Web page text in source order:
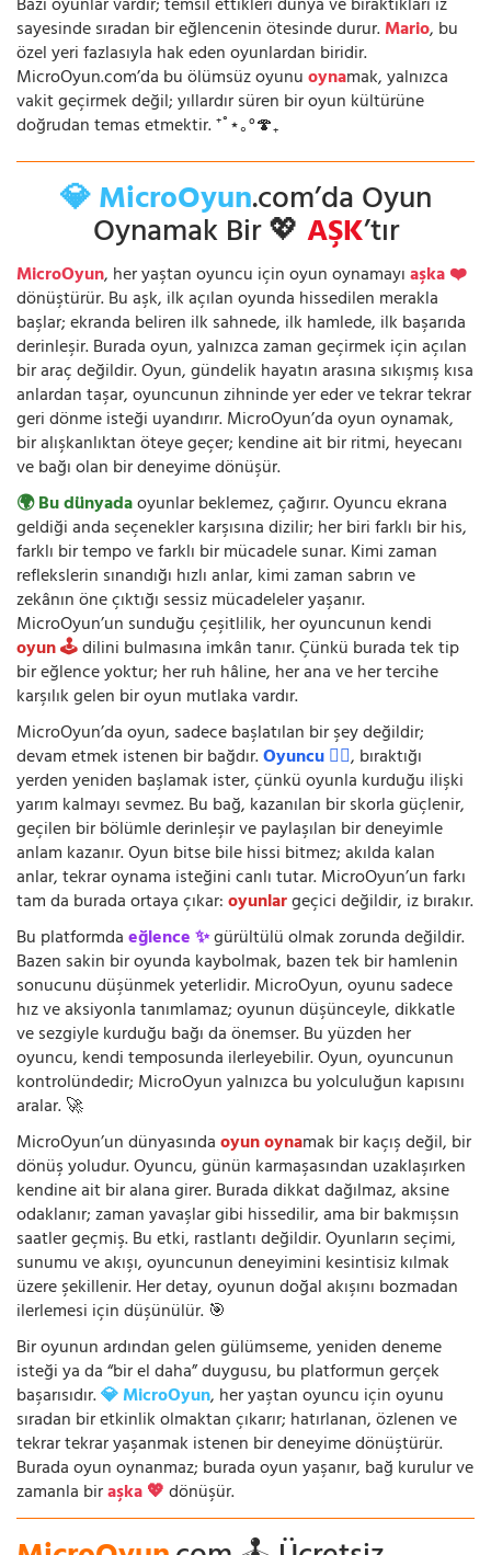
sayesinde sıradan bir eğlencenin ötesinde durur.Mario, bu
özel yeri fazlasıyla hak eden oyunlardan biridir.
MicroOyun.com’da bu ölümsüz oyunuoynamak, yalnızca
vakit geçirmek değil; yıllardır süren bir oyun kültürüne
doğrudan temas etmektir. ⁺˚⋆｡°🍄₊
💎 MicroOyun.com’da Oyun
Oynamak Bir 💖AŞK’tır
MicroOyun, her yaştan oyuncu için oyun oynamayıaşka ❤️
dönüştürür. Bu aşk, ilk açılan oyunda hissedilen merakla
başlar; ekranda beliren ilk sahnede, ilk hamlede, ilk başarıda
derinleşir. Burada oyun, yalnızca zaman geçirmek için açılan
bir araç değildir. Oyun, gündelik hayatın arasına sıkışmış kısa
anlardan taşar, oyuncunun zihninde yer eder ve tekrar tekrar
geri dönme isteği uyandırır. MicroOyun’da oyun oynamak,
bir alışkanlıktan öteye geçer; kendine ait bir ritmi, heyecanı
ve bağı olan bir deneyime dönüşür.
🌍 Bu dünyadaoyunlar beklemez, çağırır. Oyuncu ekrana
geldiği anda seçenekler karşısına dizilir; her biri farklı bir his,
farklı bir tempo ve farklı bir mücadele sunar. Kimi zaman
reflekslerin sınandığı hızlı anlar, kimi zaman sabrın ve
zekânın öne çıktığı sessiz mücadeleler yaşanır.
MicroOyun’un sunduğu çeşitlilik, her oyuncunun kendi
oyun 🕹️dilini bulmasına imkân tanır. Çünkü burada tek tip
bir eğlence yoktur; her ruh hâline, her ana ve her tercihe
karşılık gelen bir oyun mutlaka vardır.
MicroOyun’da oyun, sadece başlatılan bir şey değildir;
devam etmek istenen bir bağdır.Oyuncu 🧍‍♂️, bıraktığı
yerden yeniden başlamak ister, çünkü oyunla kurduğu ilişki
yarım kalmayı sevmez. Bu bağ, kazanılan bir skorla güçlenir,
geçilen bir bölümle derinleşir ve paylaşılan bir deneyimle
anlam kazanır. Oyun bitse bile hissi bitmez; akılda kalan
anlar, tekrar oynama isteğini canlı tutar. MicroOyun’un farkı
tam da burada ortaya çıkar:oyunlargeçici değildir, iz bırakır.
Bu platformdaeğlence ✨gürültülü olmak zorunda değildir.
Bazen sakin bir oyunda kaybolmak, bazen tek bir hamlenin
sonucunu düşünmek yeterlidir. MicroOyun, oyunu sadece
hız ve aksiyonla tanımlamaz; oyunun düşünceyle, dikkatle
ve sezgiyle kurduğu bağı da önemser. Bu yüzden her
oyuncu, kendi temposunda ilerleyebilir. Oyun, oyuncunun
kontrolündedir; MicroOyun yalnızca bu yolculuğun kapısını
aralar. 🚀
MicroOyun’un dünyasındaoyun oynamak bir kaçış değil, bir
dönüş yoludur. Oyuncu, günün karmaşasından uzaklaşırken
kendine ait bir alana girer. Burada dikkat dağılmaz, aksine
odaklanır; zaman yavaşlar gibi hissedilir, ama bir bakmışsın
saatler geçmiş. Bu etki, rastlantı değildir. Oyunların seçimi,
sunumu ve akışı, oyuncunun deneyimini kesintisiz kılmak
üzere şekillenir. Her detay, oyunun doğal akışını bozmadan
ilerlemesi için düşünülür. 🎯
Bir oyunun ardından gelen gülümseme, yeniden deneme
isteği ya da “bir el daha” duygusu, bu platformun gerçek
başarısıdır.💎 MicroOyun, her yaştan oyuncu için oyunu
sıradan bir etkinlik olmaktan çıkarır; hatırlanan, özlenen ve
tekrar tekrar yaşanmak istenen bir deneyime dönüştürür.
Burada oyun oynanmaz; burada oyun yaşanır, bağ kurulur ve
zamanla biraşka 💖dönüşür.